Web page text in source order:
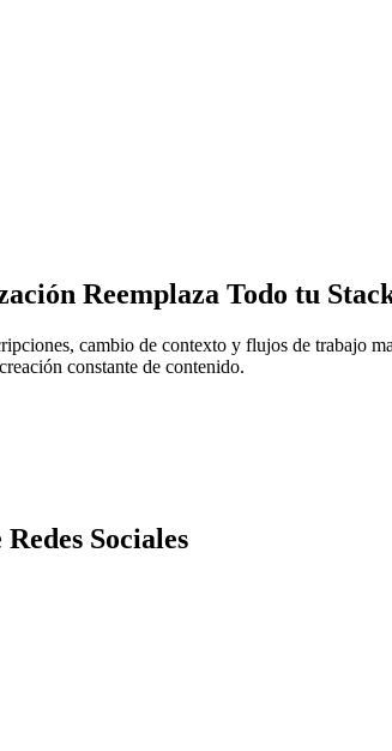
Reemplaza Todo tu Stack
cambio de contexto y flujos de trabajo
constante de contenido.
Sociales